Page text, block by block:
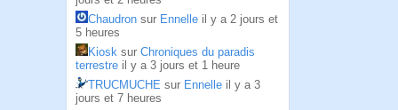
Chaudron sur Ennelle il y a 2 jours et
5 heures
Kiosk sur Chroniques du paradis
terrestre il y a 3 jours et 1 heure
TRUCMUCHE sur Ennelle il y a 3
jours et 7 heures